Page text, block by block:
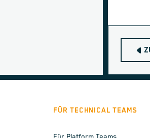
FÜR TECHNICAL TEAMS